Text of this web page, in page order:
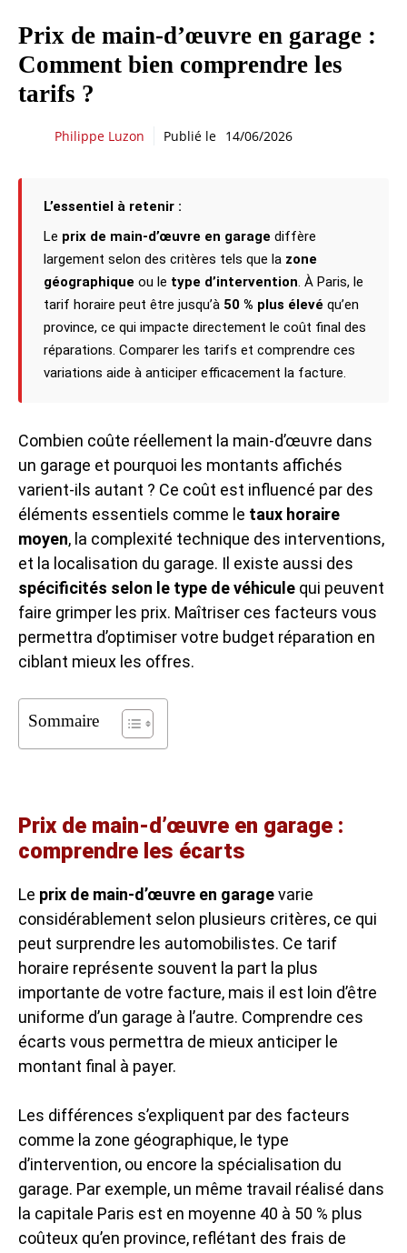
Prix de main-d’œuvre en garage :
Comment bien comprendre les
tarifs ?
Philippe Luzon Publié le 14/06/2026
L’essentiel à retenir :
Le prix de main-d’œuvre en garage diffère
largement selon des critères tels que la zone
géographique ou le type d’intervention. À Paris, le
tarif horaire peut être jusqu’à 50 % plus élevé qu’en
province, ce qui impacte directement le coût final des
réparations. Comparer les tarifs et comprendre ces
variations aide à anticiper efficacement la facture.
Combien coûte réellement la main-d’œuvre dans
un garage et pourquoi les montants affichés
varient-ils autant ? Ce coût est influencé par des
éléments essentiels comme le taux horaire
moyen, la complexité technique des interventions,
et la localisation du garage. Il existe aussi des
spécificités selon le type de véhicule qui peuvent
faire grimper les prix. Maîtriser ces facteurs vous
permettra d’optimiser votre budget réparation en
ciblant mieux les offres.
Sommaire
Prix de main-d’œuvre en garage :
comprendre les écarts
Le prix de main-d’œuvre en garagevarie
considérablement selon plusieurs critères, ce qui
peut surprendre les automobilistes. Ce tarif
horaire représente souvent la part la plus
importante de votre facture, mais il est loin d’être
uniforme d’un garage à l’autre. Comprendre ces
écarts vous permettra de mieux anticiper le
montant final à payer.
Les différences s’expliquent par des facteurs
comme la zone géographique, le type
d’intervention, ou encore la spécialisation du
garage. Par exemple, un même travail réalisé dans
la capitale Paris est en moyenne 40 à 50 % plus
coûteux qu’en province, reflétant des frais de